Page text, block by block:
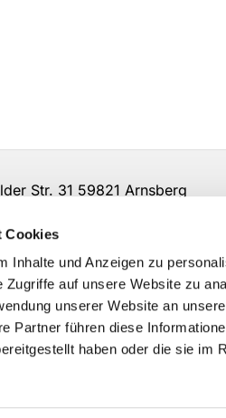
Cookies
Inhalte und Anzeigen zu
Zugriffe auf unsere Website zu
unserer Website an
Partner führen diese
haben oder die sie im
Str. 31 59821 Arnsberg